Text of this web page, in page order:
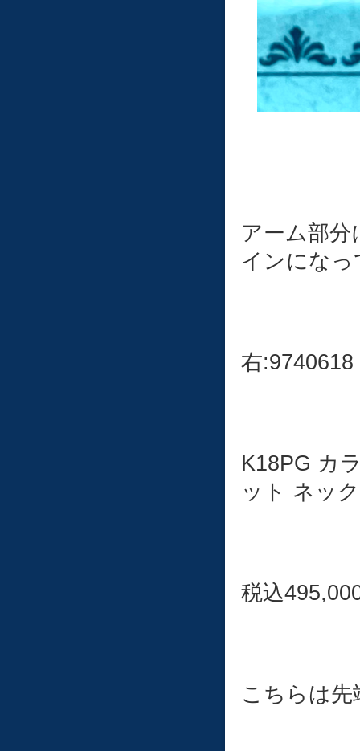
アーム部
インにな
右:9740618
K18PG カ
ット ネッ
税込
こちらは